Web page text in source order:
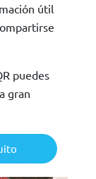
útil
puedes
gran